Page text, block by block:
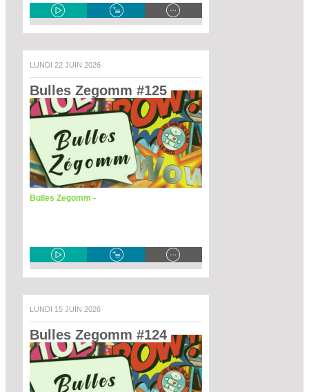
LUNDI 22 JUIN 2026
Bulles Zegomm #125
Bulles Zegomm -
LUNDI 15 JUIN 2026
Bulles Zegomm #124